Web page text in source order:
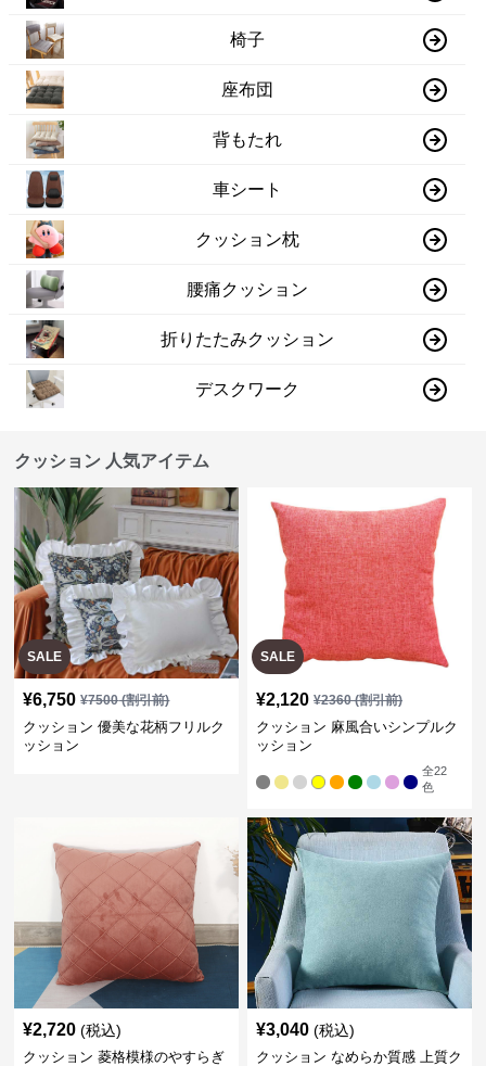
椅子
座布団
背もたれ
車シート
クッション枕
腰痛クッション
折りたたみクッション
デスクワーク
クッション 人気アイテム
SALE
¥6,750 ¥7500(割引前)
クッション 優美な花柄フリルク
ッション
SALE
¥2,120 ¥2360(割引前)
クッション 麻風合いシンプルク
ッション
全22
色
¥2,720 (税込)
クッション 菱格模様のやすらぎ
¥3,040 (税込)
クッション なめらか質感 上質ク